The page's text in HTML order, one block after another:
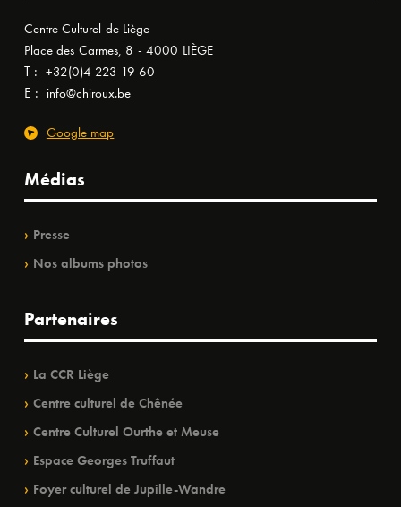
Centre Culturel de Liège
Place des Carmes, 8 - 4000 LIÈGE
T : +32(0)4 223 19 60
E : info@chiroux.be
Google map
Médias
Presse
Nos albums photos
Partenaires
La CCR Liège
Centre culturel de Chênée
Centre Culturel Ourthe et Meuse
Espace Georges Truffaut
Foyer culturel de Jupille-Wandre